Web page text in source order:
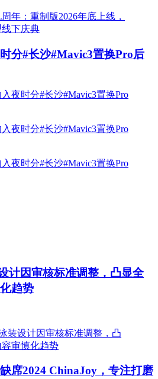
分#长沙#Mavic3置换Pro后
计因审核标准调整，凸显全
趋势
席2024 ChinaJoy，专注打磨